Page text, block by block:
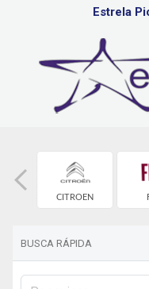
Estrela
CITROEN
BUSCA RÁPIDA